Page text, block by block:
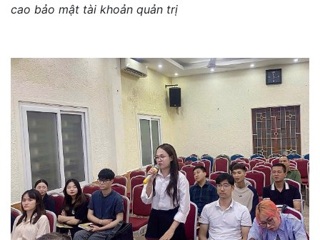
cao bảo mật tài khoản quản trị